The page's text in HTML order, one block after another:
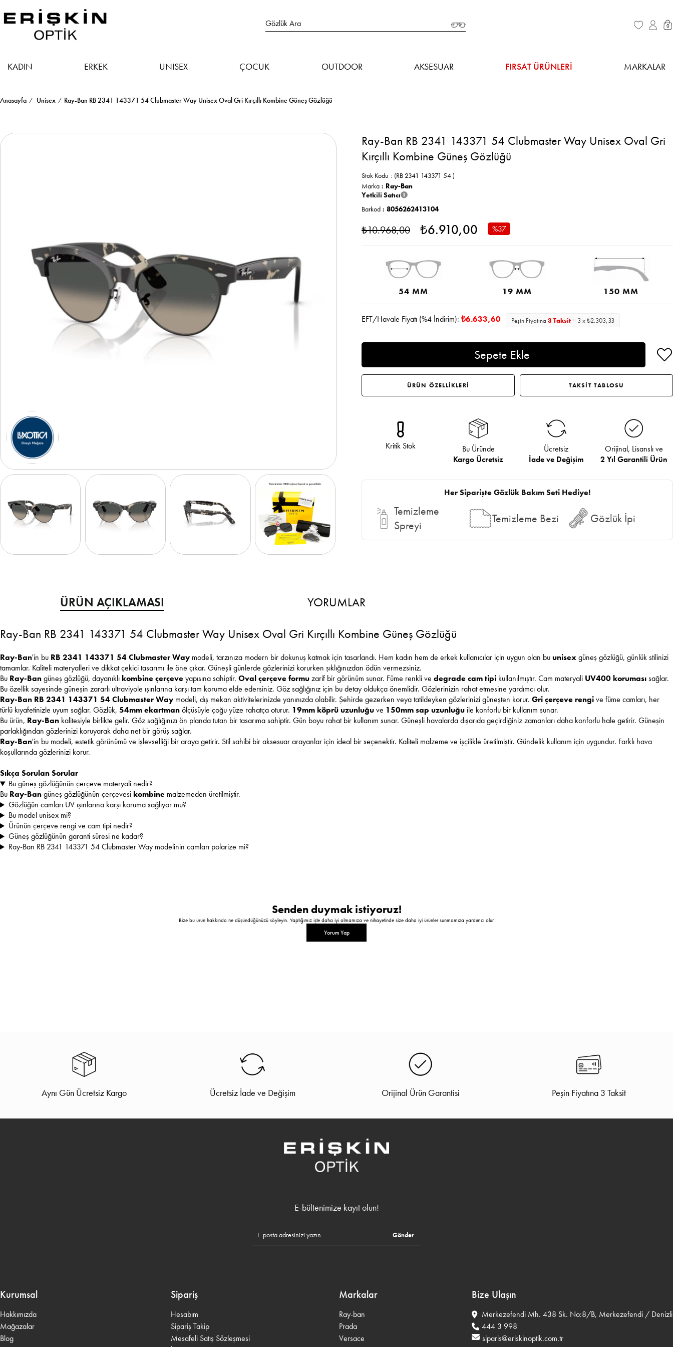
0
KADIN ERKEK UNISEX ÇOCUK OUTDOOR AKSESUAR FIRSAT ÜRÜNLERİ MARKALAR
Anasayfa Unisex Ray-Ban RB 2341 143371 54 Clubmaster Way Unisex Oval Gri Kırçıllı Kombine Güneş Gözlüğü
Ray-Ban RB 2341 143371 54 Clubmaster Way Unisex Oval Gri
Kırçıllı Kombine Güneş Gözlüğü
(RB 2341 143371 54 )
Stok Kodu
Marka : Ray-Ban
Yetkili Satıcı
Barkod : 8056262413104
₺10.968,00 ₺6.910,00 %37
54 MM 19 MM 150 MM
EFT/Havale Fiyatı (%4 İndirim): ₺6.633,60 Peşin Fiyatına 3 Taksit= 3 x ₺2.303,33
ÜRÜN ÖZELLİKLERİ TAKSİT TABLOSU
Kritik Stok
Bu Üründe
Kargo Ücretsiz
Ücretsiz
İade ve Değişim
Orijinal, Lisanslı ve
2 Yıl Garantili Ürün
Her Siparişte Gözlük Bakım Seti Hediye!
Temizleme
Spreyi
Temizleme Bezi Gözlük İpi
ÜRÜN AÇIKLAMASI YORUMLAR
Ray-Ban RB 2341 143371 54 Clubmaster Way Unisex Oval Gri Kırçıllı Kombine Güneş Gözlüğü
Ray-Ban'in bu RB 2341 143371 54 Clubmaster Way modeli, tarzınıza modern bir dokunuş katmak için tasarlandı. Hem kadın hem de erkek kullanıcılar için uygun olan buunisexgüneş gözlüğü, günlük stilinizi
tamamlar. Kaliteli materyalleri ve dikkat çekici tasarımı ile öne çıkar. Güneşli günlerde gözlerinizi korurken şıklığınızdan ödün vermezsiniz.
Bu Ray-Bangüneş gözlüğü, dayanıklı kombine çerçeveyapısına sahiptir. Oval çerçeve formuzarif bir görünüm sunar. Füme renkli ve degrade cam tipi kullanılmıştır. Cam materyali UV400 korumasısağlar.
Bu özellik sayesinde güneşin zararlı ultraviyole ışınlarına karşı tam koruma elde edersiniz. Göz sağlığınız için bu detay oldukça önemlidir. Gözlerinizin rahat etmesine yardımcı olur.
Ray-Ban RB 2341 143371 54 Clubmaster Way modeli, dış mekan aktivitelerinizde yanınızda olabilir. Şehirde gezerken veya tatildeyken gözlerinizi güneşten korur. Gri çerçeve rengive füme camları, her
türlü kıyafetinizle uyum sağlar. Gözlük, 54mm ekartmanölçüsüyle çoğu yüze rahatça oturur. 19mm köprü uzunluğuve 150mm sap uzunluğu ile konforlu bir kullanım sunar.
Bu ürün, Ray-Ban kalitesiyle birlikte gelir. Göz sağlığınızı ön planda tutan bir tasarıma sahiptir. Gün boyu rahat bir kullanım sunar. Güneşli havalarda dışarıda geçirdiğiniz zamanları daha konforlu hale getirir. Güneşin
parlaklığından gözlerinizi koruyarak daha net bir görüş sağlar.
Ray-Ban'in bu modeli, estetik görünümü ve işlevselliği bir araya getirir. Stil sahibi bir aksesuar arayanlar için ideal bir seçenektir. Kaliteli malzeme ve işçilikle üretilmiştir. Gündelik kullanım için uygundur. Farklı hava
koşullarında gözlerinizi korur.
Sıkça Sorulan Sorular
Bu güneş gözlüğünün çerçeve materyali nedir?
Bu Ray-Bangüneş gözlüğünün çerçevesi kombine malzemeden üretilmiştir.
Gözlüğün camları UV ışınlarına karşı koruma sağlıyor mu?
Bu model unisex mi?
Ürünün çerçeve rengi ve cam tipi nedir?
Güneş gözlüğünün garanti süresi ne kadar?
Ray-Ban RB 2341 143371 54 Clubmaster Way modelinin camları polarize mi?
Senden duymak istiyoruz!
Bize bu ürün hakkında ne düşündüğünüzü söyleyin. Yaptığımız işte daha iyi olmamıza ve nihayetinde size daha iyi ürünler sunmamıza yardımcı olur.
Yorum Yap
Aynı Gün Ücretsiz Kargo Ücretsiz İade ve Değişim Orijinal Ürün Garantisi Peşin Fiyatına 3 Taksit
E-bültenimize kayıt olun!
Gönder
Kurumsal
Hakkımızda
Mağazalar
Blog
Sipariş
Hesabım
Sipariş Takip
Mesafeli Satış Sözleşmesi
Markalar
Ray-ban
Prada
Versace
Bize Ulaşın
Merkezefendi Mh. 438 Sk. No:8/B, Merkezefendi / Denizli
444 3 998
siparis@eriskinoptik.com.tr